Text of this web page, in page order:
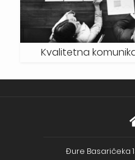
Kvalitetna
Đure Basaričeka